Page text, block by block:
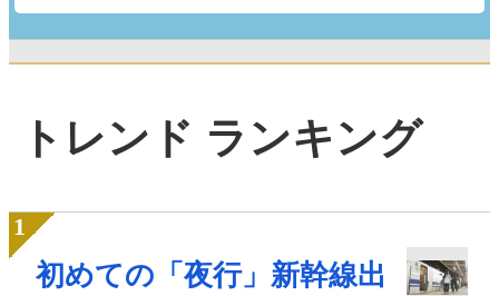
トレンド ランキング
初めての「夜行」新幹線出